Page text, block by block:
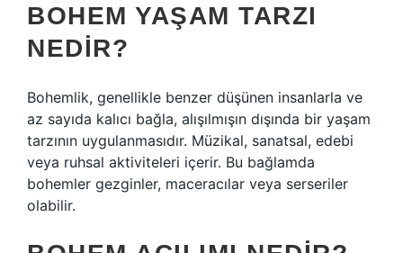
BOHEM YAŞAM TARZI
NEDIR?
Bohemlik, genellikle benzer düşünen insanlarla ve
az sayıda kalıcı bağla, alışılmışın dışında bir yaşam
tarzının uygulanmasıdır. Müzikal, sanatsal, edebi
veya ruhsal aktiviteleri içerir. Bu bağlamda
bohemler gezginler, maceracılar veya serseriler
olabilir.